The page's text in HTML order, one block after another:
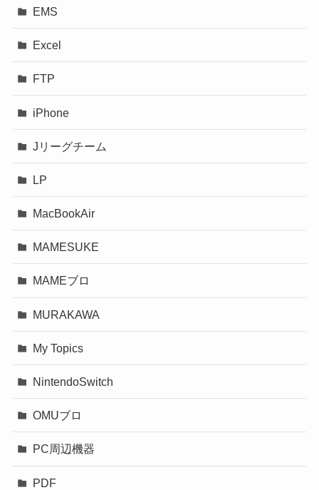
EMS
Excel
FTP
iPhone
Jリーグチーム
LP
MacBookAir
MAMESUKE
MAMEブロ
MURAKAWA
My Topics
NintendoSwitch
OMUブロ
PC周辺機器
PDF